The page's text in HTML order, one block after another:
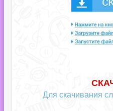
Для скачивания